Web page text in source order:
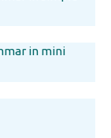
in mini